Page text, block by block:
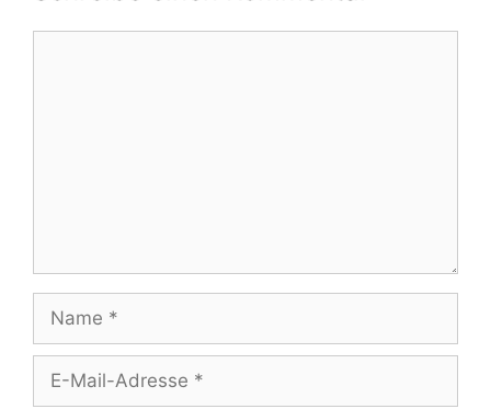
Mail-